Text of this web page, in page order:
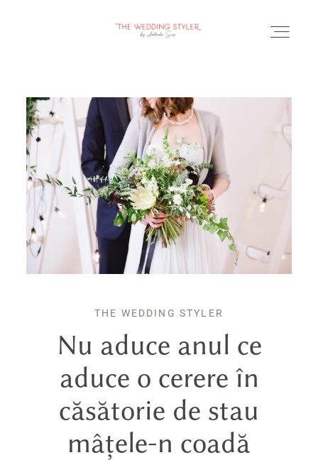
BLOG
SERVICII & FAQ
PORTOFOLIU
THE WEDDING STYLER
Nu aduce anul ce
aduce o cerere în
căsătorie de stau
mâțele-n coadă